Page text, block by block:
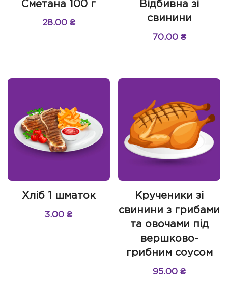
Сметана 100 г
28.00 ₴
Відбивна зі
свинини
70.00 ₴
Хліб 1 шматок
3.00₴
Крученики зі
свинини з грибами
та овочами під
вершково-
грибним соусом
95.00₴